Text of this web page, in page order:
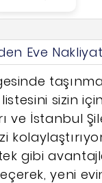
Eve Nakliyat
sizin
ve İstanbul
gibi
yeni